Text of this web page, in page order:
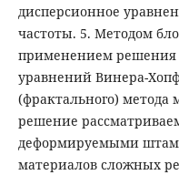
дисперсионное
частоты. 5. Методом
применением решения
уравнений Винера-
(фрактального)
решение
деформируемыми
материалов сложных